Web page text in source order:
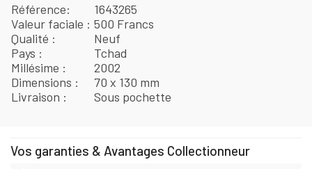
Référence
1643265
Valeur faciale
500 Francs
Qualité
Neuf
Pays
Tchad
Millésime
2002
Dimensions
70 x 130 mm
Livraison
Sous pochette
Vos garanties & Avantages Collectionneur